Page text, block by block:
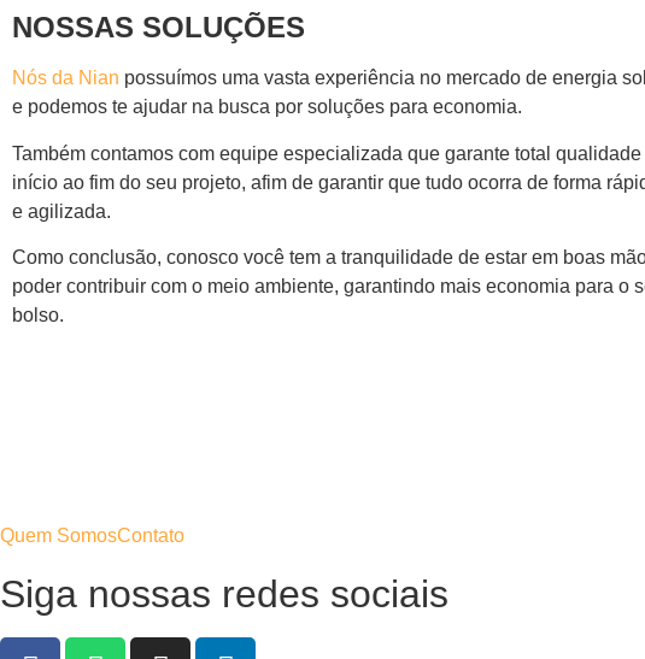
NOSSAS SOLUÇÕES
Nós da Nian possuímos uma vasta experiência no mercado de energia
e podemos te ajudar na busca por soluções para economia.
Também contamos com equipe especializada que garante total qualidade
início ao fim do seu projeto, afim de garantir que tudo ocorra de forma
e agilizada.
Como conclusão, conosco você tem a tranquilidade de estar em boas
poder contribuir com o meio ambiente, garantindo mais economia para o
bolso.
Quem SomosContato
Siga nossas redes sociais